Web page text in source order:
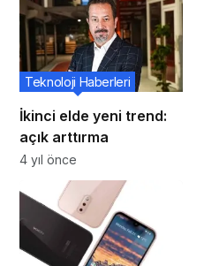
İkinci elde yeni trend:
açık arttırma
Teknoloji Haberleri
4 yıl önce